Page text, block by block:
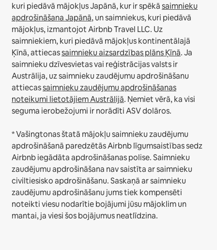
kuri piedāvā mājokļus Japānā, kur ir spēkāsaimnieku
apdrošināšana Japānā, un saimniekus, kuri piedāvā
mājokļus, izmantojot Airbnb Travel LLC. Uz
saimniekiem, kuri piedāvā mājokļus kontinentālajā
Ķīnā, attiecassaimnieku aizsardzības plāns Ķīnā.Ja
saimnieku dzīvesvietas vai reģistrācijas valsts ir
Austrālija, uz saimnieku zaudējumu apdrošināšanu
attiecassaimnieku zaudējumu apdrošināšanas
noteikumi lietotājiem Austrālijā. Ņemiet vērā, ka visi
seguma ierobežojumi ir norādīti ASV dolāros.
* Vašingtonas štatā mājokļu saimnieku zaudējumu
apdrošināšanā paredzētās Airbnb līgumsaistības sedz
Airbnb iegādāta apdrošināšanas polise. Saimnieku
zaudējumu apdrošināšana nav saistīta ar saimnieku
civiltiesisko apdrošināšanu. Saskaņā ar saimnieku
zaudējumu apdrošināšanu jums tiek kompensēti
noteikti viesu nodarītie bojājumi jūsu mājoklim un
mantai, ja viesi šos bojājumus neatlīdzina.